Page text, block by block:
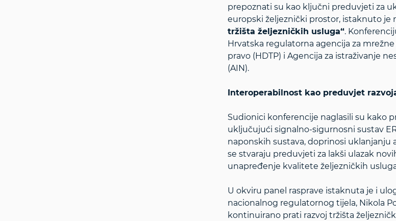
prepoznati su kao ključni preduvjeti za
europski željeznički prostor, istaknuto je
tržišta željezničkih usluga“.
Hrvatska regulatorna agencija za
pravo (HDTP) i Agencija za istraživanje
(AIN).
Interoperabilnost kao preduvjet
Sudionici konferencije naglasili su kako
uključujući signalno-sigurnosni sustav
naponskih sustava, doprinosi uklanjanju
se stvaraju preduvjeti za lakši ulazak
unapređenje kvalitete željezničkih
U okviru panel rasprave istaknuta je i
nacionalnog regulatornog tijela, Nikola
kontinuirano prati razvoj tržišta